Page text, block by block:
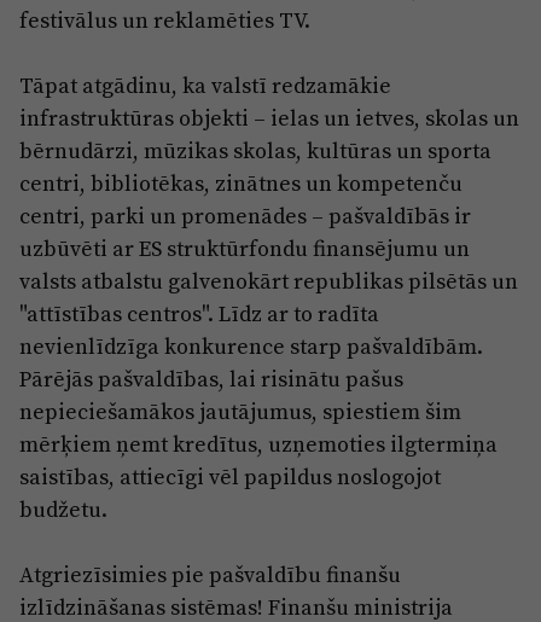
festivālus un reklamēties TV.
Tāpat atgādinu, ka valstī redzamākie
infrastruktūras objekti – ielas un ietves, skolas un
bērnudārzi, mūzikas skolas, kultūras un sporta
centri, bibliotēkas, zinātnes un kompetenču
centri, parki un promenādes – pašvaldībās ir
uzbūvēti ar ES struktūrfondu finansējumu un
valsts atbalstu galvenokārt republikas pilsētās un
"attīstības centros". Līdz ar to radīta
nevienlīdzīga konkurence starp pašvaldībām.
Pārējās pašvaldības, lai risinātu pašus
nepieciešamākos jautājumus, spiestiem šim
mērķiem ņemt kredītus, uzņemoties ilgtermiņa
saistības, attiecīgi vēl papildus noslogojot
budžetu.
Atgriezīsimies pie pašvaldību finanšu
izlīdzināšanas sistēmas! Finanšu ministrija